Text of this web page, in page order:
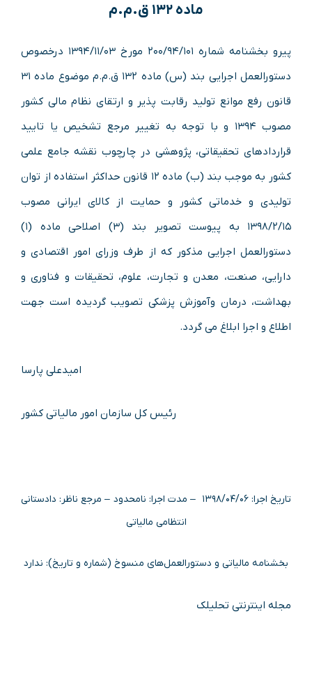
ماده ۱۳۲ ق.م.م
پیرو بخشنامه شماره ۲۰۰/۹۴/۱۰۱ مورخ ۱۳۹۴/۱۱/۰۳ درخصوص
دستورالعمل اجرایی بند (س) ماده ۱۳۲ ق.م.م موضوع ماده ۳۱
قانون رفع موانع تولید رقابت پذیر و ارتقای نظام مالی کشور
مصوب ۱۳۹۴ و با توجه به تغییر مرجع تشخیص یا تایید
قراردادهای تحقیقاتی، پژوهشی در چارچوب نقشه جامع علمی
کشور به موجب بند (ب) ماده ۱۲ قانون حداکثر استفاده از توان
تولیدی و خدماتی کشور و حمایت از کالای ایرانی مصوب
۱۳۹۸/۲/۱۵ به پیوست تصویر بند (۳) اصلاحی ماده (۱)
دستورالعمل اجرایی مذکور که از طرف وزرای امور اقتصادی و
دارایی، صنعت، معدن و تجارت، علوم، تحقیقات و فناوری و
بهداشت، درمان وآموزش پزشکی تصویب گردیده است جهت
اطلاع و اجرا ابلاغ می گردد.
امیدعلی پارسا
رئیس کل سازمان امور مالیاتی کشور
تاریخ اجرا: ۱۳۹۸/۰۴/۰۶ – مدت اجرا: نامحدود – مرجع ناظر: دادستانی
انتظامی مالیاتی
بخشنامه مالیاتی و دستورالعمل‌های منسوخ (شماره و تاریخ): ندارد
مجله اینترنتی تحلیلک